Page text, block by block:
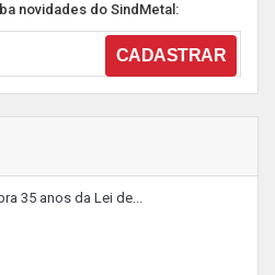
novidades do SindMetal:
35 anos da Lei de...